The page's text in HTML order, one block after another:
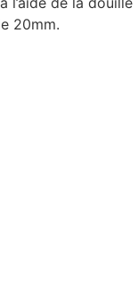
20mm.